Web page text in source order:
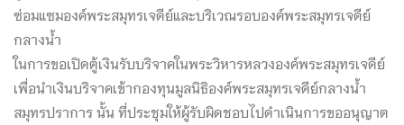
ซ่อมแซมองค์พระสมุทรเจดีย์และบริเวณรอบองค์พระสมุทรเจดีย์
กลางน้ำ
ในการขอเปิดตู้เงินรับบริจาคในพระวิหารหลวงองค์พระสมุทรเจดีย์
เพื่อนำเงินบริจาคเข้ากองทุนมูลนิธิองค์พระสมุทรเจดีย์กลางน้ำ
สมุทรปราการ นั้น ที่ประชุมให้ผู้รับผิดชอบไปดำเนินการขออนุญาต